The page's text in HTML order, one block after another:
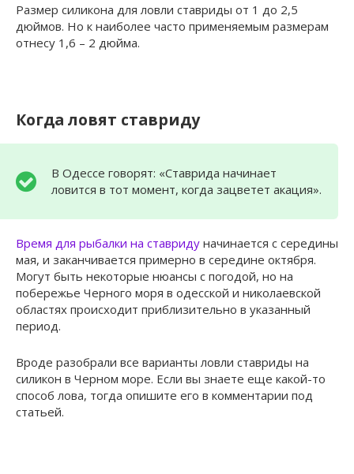
Размер силикона для ловли ставриды от 1 до 2,5
дюймов. Но к наиболее часто применяемым размерам
отнесу 1,6 – 2 дюйма.
Когда ловят ставриду
В Одессе говорят: «Ставрида начинает
ловится в тот момент, когда зацветет акация».
Время для рыбалки на ставриду начинается с середины
мая, и заканчивается примерно в середине октября.
Могут быть некоторые нюансы с погодой, но на
побережье Черного моря в одесской и николаевской
областях происходит приблизительно в указанный
период.
Вроде разобрали все варианты ловли ставриды на
силикон в Черном море. Если вы знаете еще какой-то
способ лова, тогда опишите его в комментарии под
статьей.